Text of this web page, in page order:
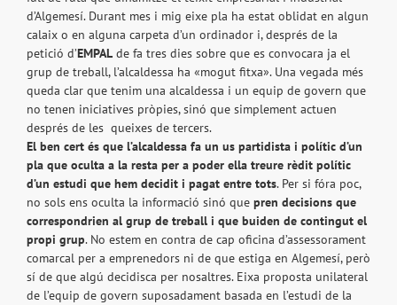
d’Algemesí. Durant mes i mig eixe pla ha estat oblidat en algun
calaix o en alguna carpeta d’un ordinador i, després de la
petició d’EMPAL de fa tres dies sobre que es convocara ja el
grup de treball, l’alcaldessa ha «mogut fitxa». Una vegada més
queda clar que tenim una alcaldessa i un equip de govern que
no tenen iniciatives pròpies, sinó que simplement actuen
després de les queixes de tercers.
El ben cert és que l’alcaldessa fa un us partidista i polític d’un
pla que oculta a la resta per a poder ella treure rèdit polític
d’un estudi que hem decidit i pagat entre tots. Per si fóra poc,
no sols ens oculta la informació sinó que pren decisions que
correspondrien al grup de treball i que buiden de contingut el
propi grup. No estem en contra de cap oficina d’assessorament
comarcal per a emprenedors ni de que estiga en Algemesí, però
sí de que algú decidisca per nosaltres. Eixa proposta unilateral
de l’equip de govern suposadament basada en l’estudi de la